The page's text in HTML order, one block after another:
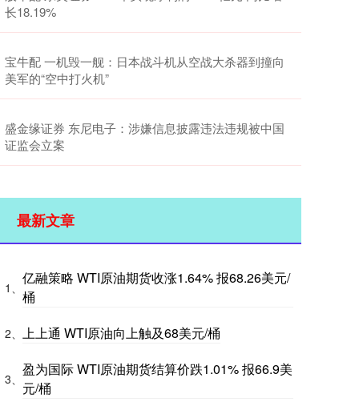
长18.19%
宝牛配 一机毁一舰：日本战斗机从空战大杀器到撞向
美军的“空中打火机”
盛金缘证券 东尼电子：涉嫌信息披露违法违规被中国
证监会立案
最新文章
1、
亿融策略 WTI原油期货收涨1.64% 报68.26美元/
桶
2、 上上通 WTI原油向上触及68美元/桶
3、
盈为国际 WTI原油期货结算价跌1.01% 报66.9美
元/桶